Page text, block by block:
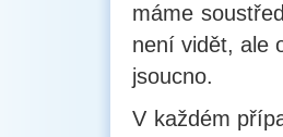
máme
není vidět, ale
jsoucno.
V každém